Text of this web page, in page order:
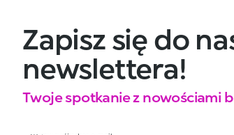
Zapisz się do
newslettera!
Twoje spotkanie z nowościami